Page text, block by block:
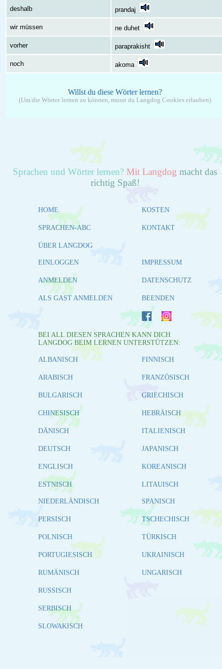
deshalb prandaj
wir müssen ne duhet
vorher paraprakisht
noch akoma
Willst du diese Wörter lernen?
(Um die Wörter lernen zu können, musst du Langdog Cookies erlauben)
Sprachen und Wörter lernen? Mit Langdog macht das
richtig Spaß!
HOME
SPRACHEN-ABC
ÜBER LANGDOG
KOSTEN
KONTAKT
EINLOGGEN
ANMELDEN
ALS GAST ANMELDEN
IMPRESSUM
DATENSCHUTZ
BEENDEN
BEI ALL DIESEN SPRACHEN KANN DICH
LANGDOG BEIM LERNEN UNTERSTÜTZEN:
ALBANISCH
ARABISCH
BULGARISCH
CHINESISCH
DÄNISCH
DEUTSCH
ENGLISCH
ESTNISCH
FINNISCH
FRANZÖSISCH
GRIECHISCH
HEBRÄISCH
ITALIENISCH
JAPANISCH
KOREANISCH
LITAUISCH
NIEDERLÄNDISCH
PERSISCH
POLNISCH
PORTUGIESISCH
RUMÄNISCH
RUSSISCH
SERBISCH
SLOWAKISCH
SPANISCH
TSCHECHISCH
TÜRKISCH
UKRAINISCH
UNGARISCH